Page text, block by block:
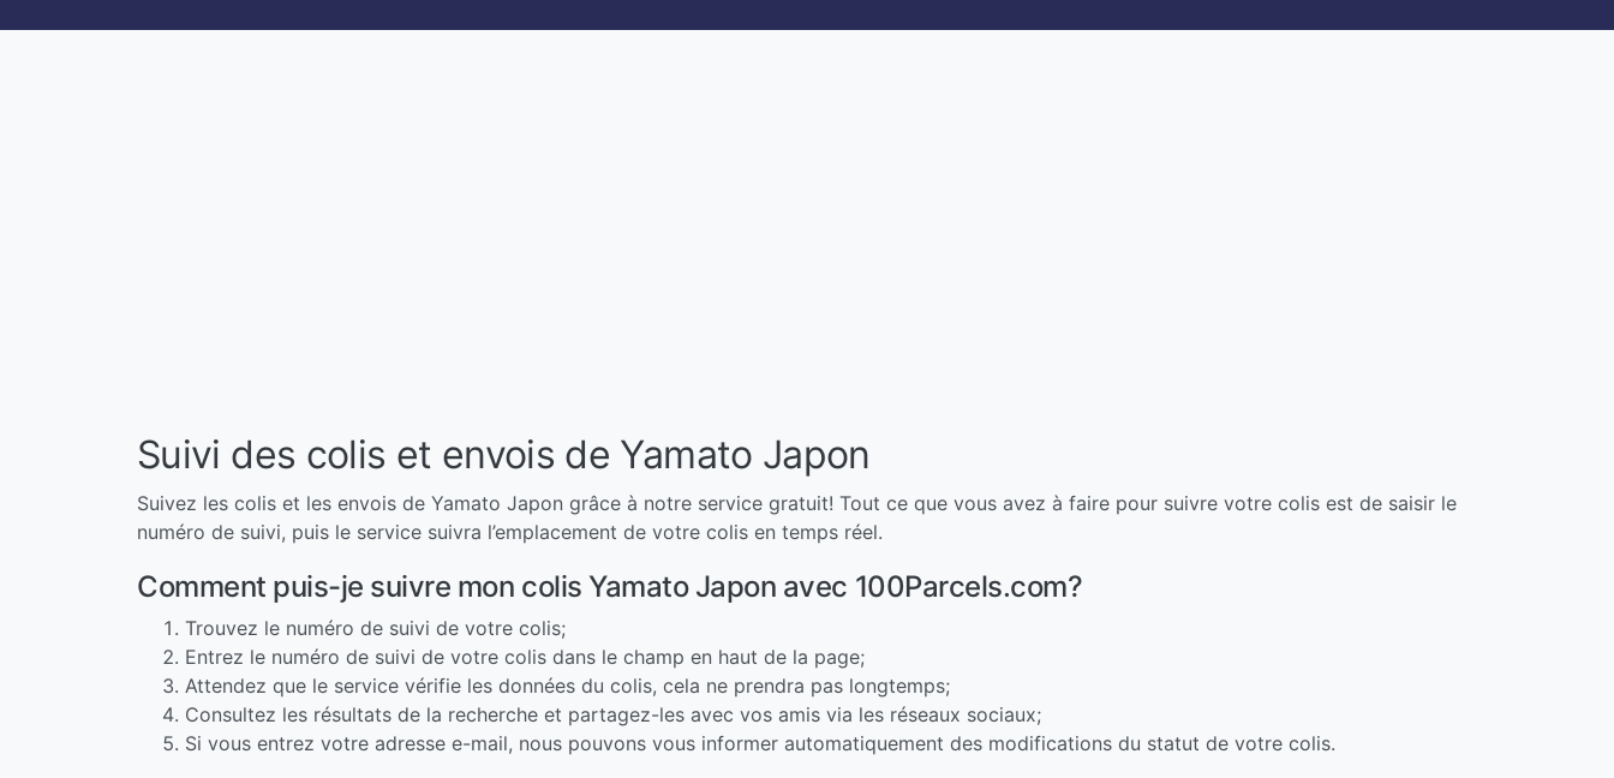
Suivi des colis et envois de Yamato Japon
Suivez les colis et les envois de Yamato Japon grâce à notre service gratuit! Tout ce que vous avez à faire pour suivre votre colis est de saisir le
numéro de suivi, puis le service suivra l’emplacement de votre colis en temps réel.
Comment puis-je suivre mon colis Yamato Japon avec 100Parcels.com?
Trouvez le numéro de suivi de votre colis;
Entrez le numéro de suivi de votre colis dans le champ en haut de la page;
Attendez que le service vérifie les données du colis, cela ne prendra pas longtemps;
Consultez les résultats de la recherche et partagez-les avec vos amis via les réseaux sociaux;
Si vous entrez votre adresse e-mail, nous pouvons vous informer automatiquement des modifications du statut de votre colis.